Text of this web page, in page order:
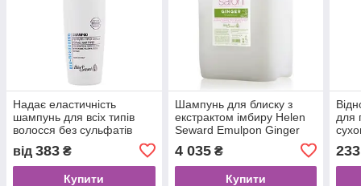
Надає еластичність
шампунь для всіх типів
волосся без сульфатів
Restoring
від 383 ₴
Купити
Шампунь для блиску з
екстрактом імбиру Helen
Seward Emulpon Ginger
4 035₴
Купити
для
233